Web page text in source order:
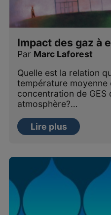
Impact des gaz à
Par Marc Laforest
Quelle est la relation
température moyenne
concentration de GES
atmosphère?…
Lire plus